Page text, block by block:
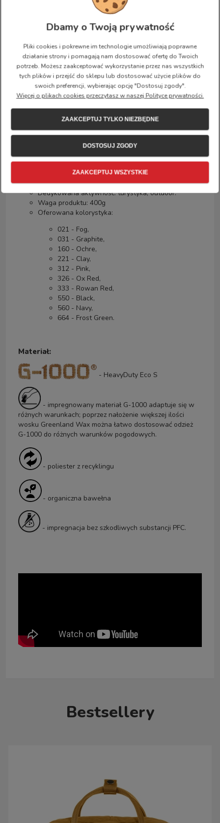
Podkłada do siedzenia ukryta w wewnętrznej
Dwie otwarte kieszenie boczne oraz główna kieszeń
ładowana odgórnie zapinana na zamek.
Etykieta adresowa wewnątrz.
Dodatkowe informacje:
Płeć: unisex
Wymiary plecaka:
głębokość - 15 cm,
pojemność - 14 L.
Rodzaj materiału -G-1000 HeavyDuty Eco S
35% bawełna.
Dedykowana aktywność: turystyka, outdoor.
Waga produktu: 400g
Oferowana kolorystyka:
021 - Fog,
031 - Graphite,
160 - Ochre,
221 - Clay,
312 - Pink,
326 - Ox Red,
333 - Rowan Red,
550 - Black,
560 - Navy,
664 - Frost Green.
Materiał:
- HeavyDuty Eco S
- impregnowany materiał G-1000 adaptuje się w
różnych warunkach; poprzez nałożenie większej ilości
wosku Greenland Wax można łatwo dostosować odzież
G-1000 do różnych warunków pogodowych.
- poliester z recyklingu
- organiczna bawełna
- impregnacja bez szkodliwych substancji PFC.
Bestsellery
Dbamy o Twoją prywatność
Pliki cookies i pokrewne im technologie umożliwiają poprawne
działanie strony i pomagają nam dostosować ofertę do Twoich
potrzeb. Możesz zaakceptować wykorzystanie przez nas wszystkich
tych plików i przejść do sklepu lub dostosować użycie plików do
swoich preferencji, wybierając opcję "Dostosuj zgody".
Więcej o plikach cookies przeczytasz w naszej Polityce prywatności.
ZAAKCEPTUJ TYLKO NIEZBĘDNE
DOSTOSUJ ZGODY
ZAAKCEPTUJ WSZYSTKIE